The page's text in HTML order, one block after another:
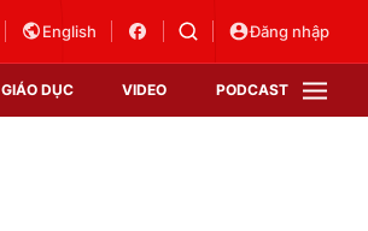
English Đăng nhập
GIÁO DỤC VIDEO PODCAST